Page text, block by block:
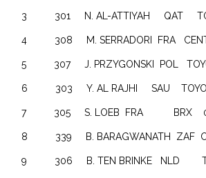
3 301 N. AL-ATTIYAH QAT
4 308 M. SERRADORI FRA
5 307 J. PRZYGONSKI POL
6 303 Y. AL RAJHI SAU
7 305 S. LOEB FRA BRX
8 339 B. BARAGWANATH ZAF
9 306 B. TEN BRINKE NLD